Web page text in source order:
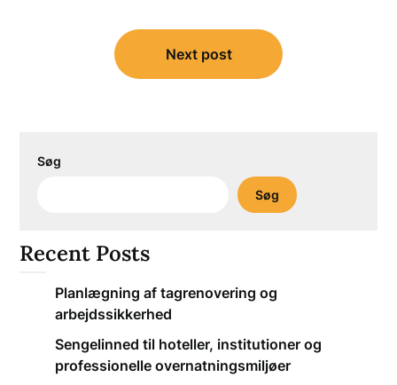
Indlægsnavigation
Next post
Søg
Søg
Recent Posts
Planlægning af tagrenovering og
arbejdssikkerhed
Sengelinned til hoteller, institutioner og
professionelle overnatningsmiljøer